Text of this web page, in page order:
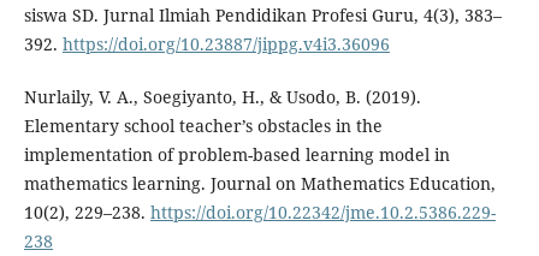
siswa SD. Jurnal Ilmiah Pendidikan Profesi Guru, 4(3), 383–
392. https://doi.org/10.23887/jippg.v4i3.36096
Nurlaily, V. A., Soegiyanto, H., & Usodo, B. (2019).
Elementary school teacher’s obstacles in the
implementation of problem-based learning model in
mathematics learning. Journal on Mathematics Education,
10(2), 229–238. https://doi.org/10.22342/jme.10.2.5386.229-
238